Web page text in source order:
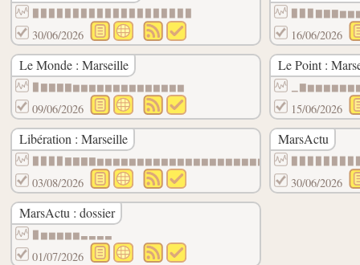
30/06/2026 16/06/2026
Le Monde : Marseille
▉▇▇▇▇▆▆▆▆▆▆▆▆▆▆▆▆▆▆
09/06/2026
Le Point :
15/06/2026
Libération : Marseille
03/08/2026
MarsActu
30/06/2026
MarsActu : dossier
▉▆▆▆▆▆▃▃▃▃
01/07/2026